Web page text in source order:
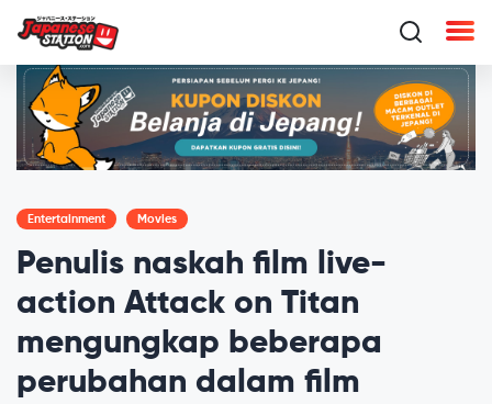
Entertainment Movies
Penulis naskah film live-
action Attack on Titan
mengungkap beberapa
perubahan dalam film